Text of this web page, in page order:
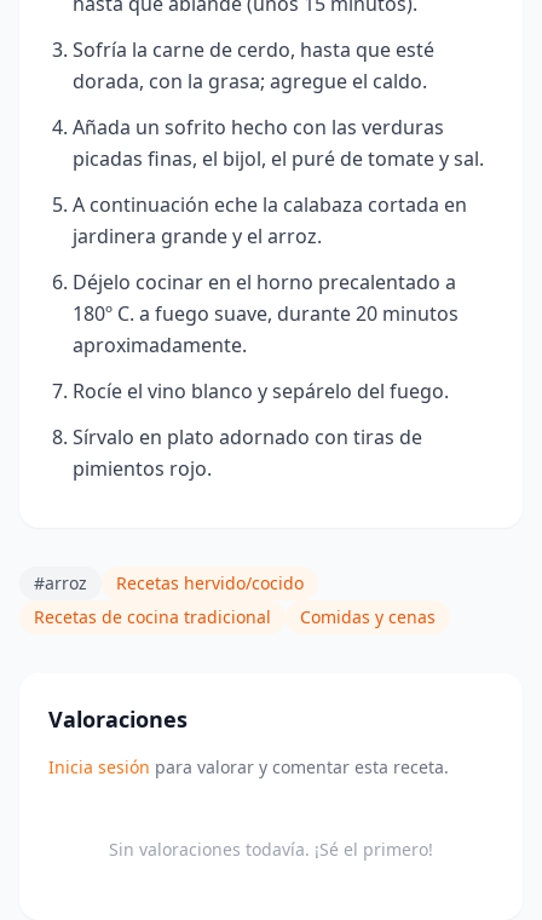
Sofría la carne de cerdo, hasta que esté
dorada, con la grasa; agregue el caldo.
Añada un sofrito hecho con las verduras
picadas finas, el bijol, el puré de tomate y sal.
A continuación eche la calabaza cortada en
jardinera grande y el arroz.
Déjelo cocinar en el horno precalentado a
180º C. a fuego suave, durante 20 minutos
aproximadamente.
Rocíe el vino blanco y sepárelo del fuego.
Sírvalo en plato adornado con tiras de
pimientos rojo.
#arroz
Recetas hervido/cocido
Recetas de cocina tradicional
Comidas y cenas
Valoraciones
Inicia sesión para valorar y comentar esta receta.
Sin valoraciones todavía. ¡Sé el primero!